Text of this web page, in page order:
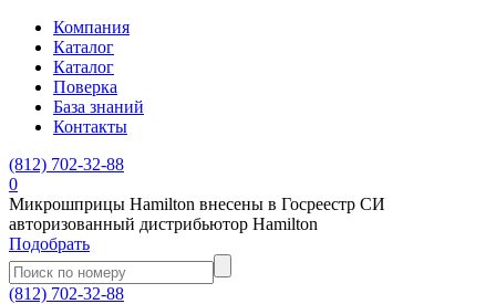
Компания
Каталог
Каталог
Поверка
База знаний
Контакты
(812) 702-32-88
0
Микрошприцы Hamilton внесены в Госреестр СИ
авторизованный дистрибьютор Hamilton
Подобрать
(812) 702-32-88